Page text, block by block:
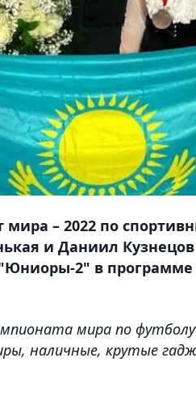
– 2022 по
и Даниил
2" в программе
мира по
наличные, крутые